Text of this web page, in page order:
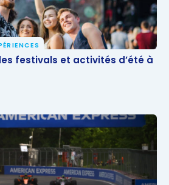
festivals et activités d’été à
festivals et activités d’été à